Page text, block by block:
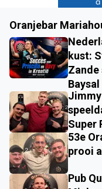
Oranjebar
kust:
Baysal
Super
53e
prooi
Pub